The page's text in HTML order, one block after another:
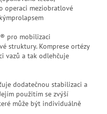
operaci meziobratlové
pro mobilizaci
struktury. Komprese ortézy
vazů a tak odlehčuje
dodatečnou stabilizaci a
použitím se zvýší
může být individuálně